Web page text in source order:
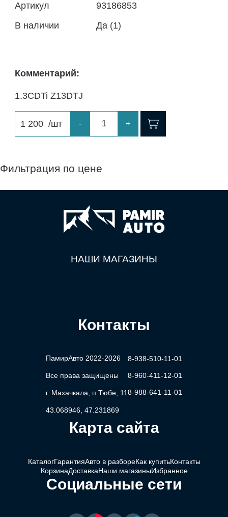
Артикул
93186853
В наличии
Да (1)
Комментарий:
1.3CDTi Z13DTJ
1 200 /шт - +
Фильтрация по цене
НАШИ МАГАЗИНЫ
Контакты
ПамирАвто 2022-2026
Все права защищены
г. Махачкала, п.Тюбе, 11
43.068946, 47.231869
8-938-510-11-01
8-960-411-12-01
8-988-641-11-01
Карта сайта
КаталогГарантияАвто в разбореКак купитьКонтакты
КорзинаДоставкаНаши магазиныИзбранное
Социальные сети